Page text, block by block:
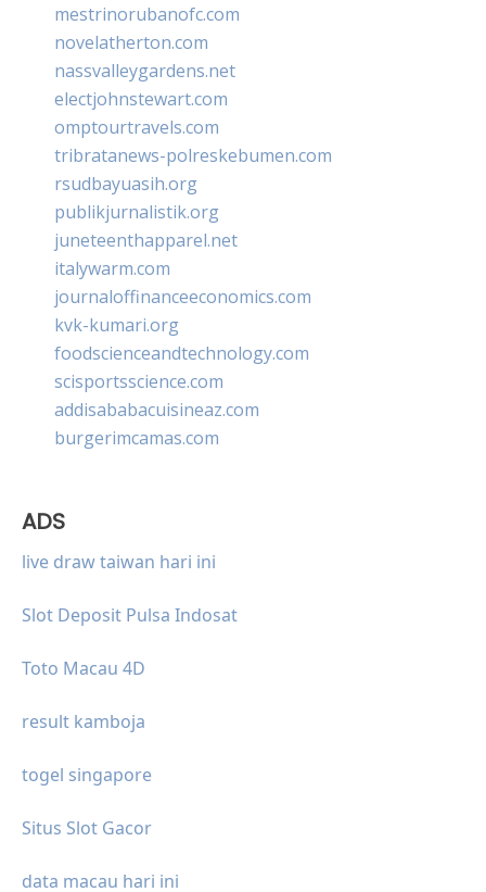
mestrinorubanofc.com
novelatherton.com
nassvalleygardens.net
electjohnstewart.com
omptourtravels.com
tribratanews-polreskebumen.com
rsudbayuasih.org
publikjurnalistik.org
juneteenthapparel.net
italywarm.com
journaloffinanceeconomics.com
kvk-kumari.org
foodscienceandtechnology.com
scisportsscience.com
addisababacuisineaz.com
burgerimcamas.com
ADS
live draw taiwan hari ini
Slot Deposit Pulsa Indosat
Toto Macau 4D
result kamboja
togel singapore
Situs Slot Gacor
data macau hari ini